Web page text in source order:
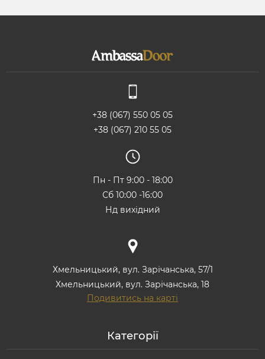
+38 (067) 550 05 05
+38 (067) 210 55 05
Пн - Пт 9:00 - 18:00
Сб 10:00 -16:00
Нд вихідний
Хмельницький, вул. Зарічанська, 57/1
Хмельницький, вул. Зарічанська, 18
Подивитись на карті
Категорії